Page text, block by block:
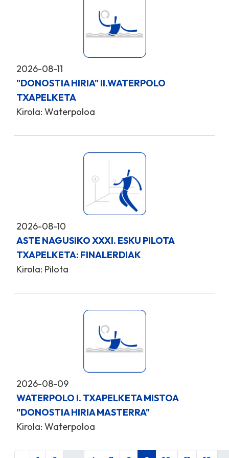
2026-08-11
"DONOSTIA HIRIA" II.WATERPOLO
TXAPELKETA
Kirola: Waterpoloa
2026-08-10
ASTE NAGUSIKO XXXI. ESKU PILOTA
TXAPELKETA: FINALERDIAK
Kirola: Pilota
2026-08-09
WATERPOLO I. TXAPELKETA MISTOA
"DONOSTIA HIRIA MASTERRA"
Kirola: Waterpoloa